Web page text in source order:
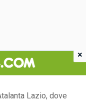
Lazio, dove
×